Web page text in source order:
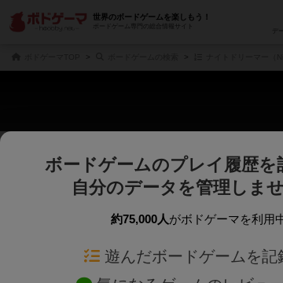
世界のボードゲームを楽しもう！
ボードゲーム専門の総合情報サイト
じっくり表示
商品名、商品説明文、デザイナー名、テーマ名、メカニク
ゲームデザ
ゲームデザイ
対象年齢を指定します。
ボードゲームのプレイ履歴を
自分のデータを管理しま
約75,000人がボドゲーマを利用
遊んだボードゲームを記